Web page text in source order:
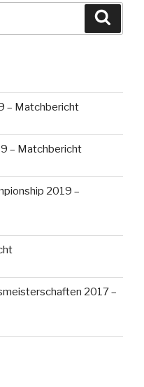
– Matchbericht
– Matchbericht
2019 –
2017 –